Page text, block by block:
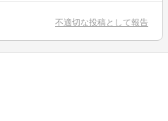
不適切な投稿として報告